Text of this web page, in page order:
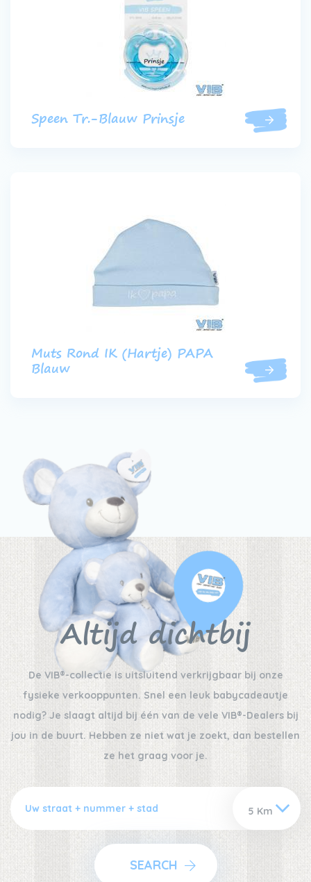
Speen Tr.-Blauw Prinsje
Muts Rond IK (Hartje) PAPA
Blauw
Altijd dichtbij
De VIB®-collectie is uitsluitend verkrijgbaar bij onze
fysieke verkooppunten. Snel een leuk babycadeautje
nodig? Je slaagt altijd bij één van de vele VIB®-Dealers bij
jou in de buurt. Hebben ze niet wat je zoekt, dan bestellen
ze het graag voor je.
SEARCH